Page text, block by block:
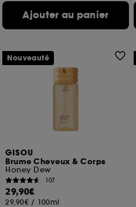
Ajouter au panier
GISOU
Brume Cheveux & Corps
Honey Dew
107
29,90€
29,90€ / 100ml
Nouveauté